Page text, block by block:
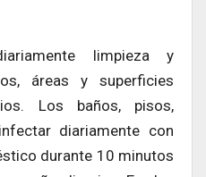
limpieza y
áreas y superficies
Los baños, pisos,
diariamente con
durante 10 minutos